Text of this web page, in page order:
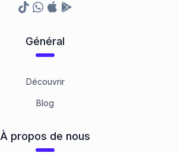
TikTokWhatsapp
Appstore
Google Play Store
Général
Découvrir
Blog
À propos de nous